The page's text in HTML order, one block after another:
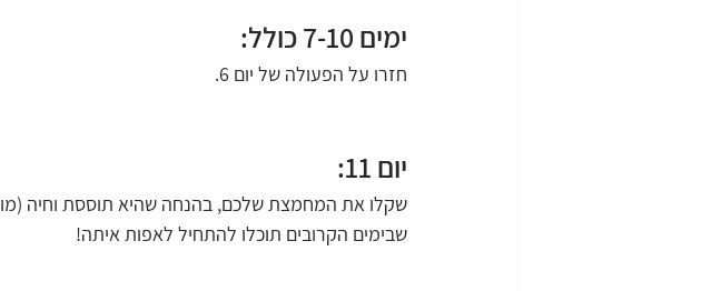
ימים 7-10 כולל:
חזרו על הפעולה של יום 6.
יום 11:
שקלו את המחמצת שלכם, בהנחה שהיא תוססת וחיה
שבימים הקרובים תוכלו להתחיל לאפות איתה!